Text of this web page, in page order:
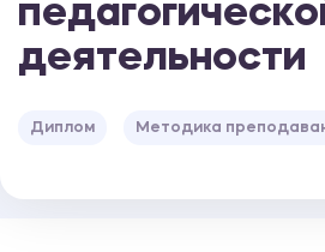
деятельности
Диплом Методика